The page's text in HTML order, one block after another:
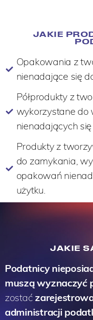
JAKIE
Opakowania z
nienadające się
Półprodukty z
wykorzystane
nienadających
Produkty z
do zamykania,
opakowań
użytku.
JAKIE
Podatnicy
muszą wyznaczyć
zostać
administracji